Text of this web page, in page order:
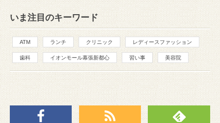
いま注目のキーワード
ATM ランチ クリニック レディースファッション
歯科 イオンモール幕張新都心 習い事 美容院